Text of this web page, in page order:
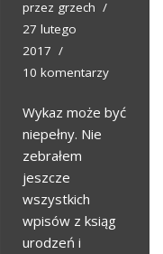
przez grzech
27 lutego
2017
10 komentarzy
Wykaz może być
niepełny. Nie
zebrałem
jeszcze
wszystkich
wpisów z ksiąg
urodzeń i